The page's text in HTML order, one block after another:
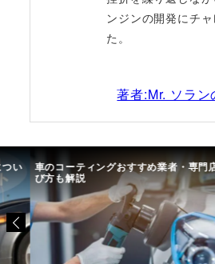
ンジンの開発にチ
た。
著者:Mr. ソラ
い 車のコーティングおすすめ業者・専門
び方も解説